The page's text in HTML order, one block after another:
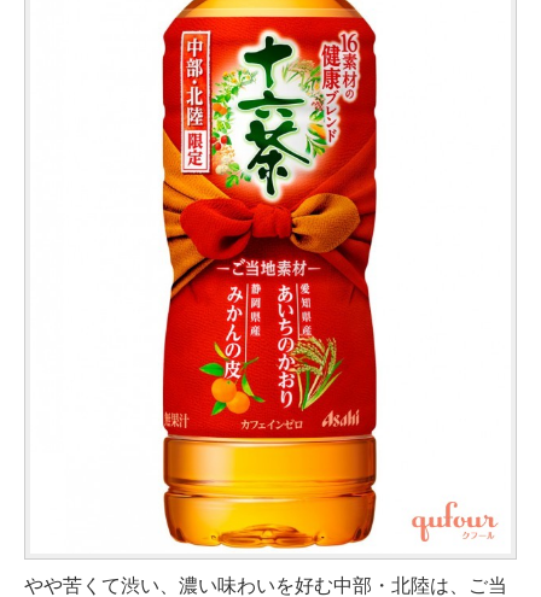
やや苦くて渋い、濃い味わいを好む中部・北陸は、ご当